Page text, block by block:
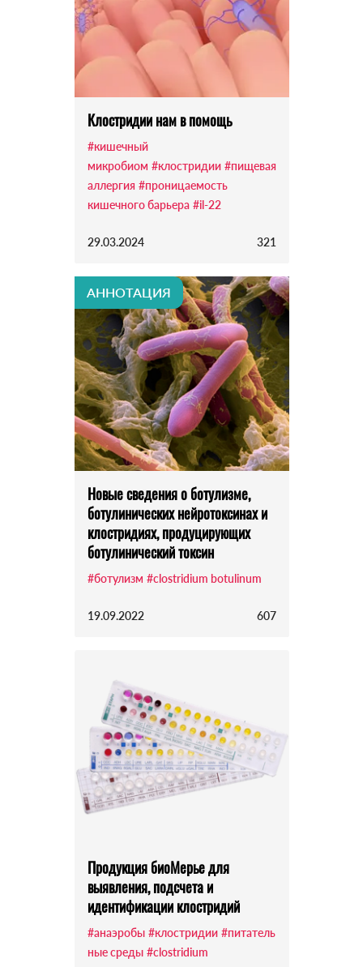
Клостридии нам в помощь
#кишечный
микробиом #клостридии #пищевая
аллергия #проницаемость
кишечного барьера #il-22
29.03.2024 321
АННОТАЦИЯ
Новые сведения о ботулизме,
ботулинических нейротоксинах и
клостридиях, продуцирующих
ботулинический токсин
#ботулизм #clostridium botulinum
19.09.2022 607
Продукция биоМерье для
выявления, подсчета и
идентификации клостридий
#анаэробы #клостридии #питатель
ные среды #clostridium